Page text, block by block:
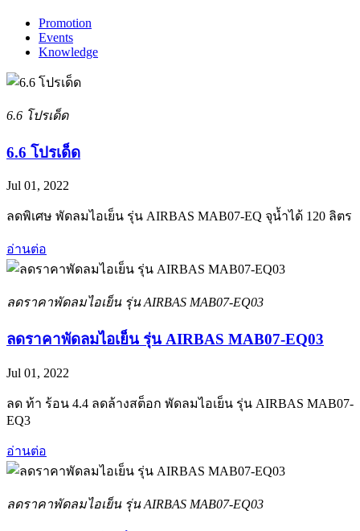
Promotion
Events
Knowledge
6.6 โปรเด็ด
6.6 โปรเด็ด
Jul 01, 2022
ลดพิเศษ พัดลมไอเย็น รุ่น AIRBAS MAB07-EQ จุน้ำได้ 120 ลิตร
อ่านต่อ
ลดราคาพัดลมไอเย็น รุ่น AIRBAS MAB07-EQ03
ลดราคาพัดลมไอเย็น รุ่น AIRBAS MAB07-EQ03
Jul 01, 2022
ลด ท้า ร้อน 4.4 ลดล้างสต็อก พัดลมไอเย็น รุ่น AIRBAS MAB07-
EQ3
อ่านต่อ
ลดราคาพัดลมไอเย็น รุ่น AIRBAS MAB07-EQ03